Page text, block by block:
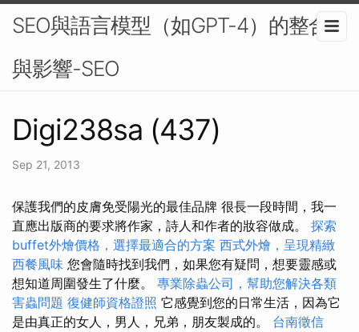
SEO與語言模型（如GPT-4）的整合
與影響-SEO
Digi238sa (437)
Sep 21, 2013
保護我們的皮膚免受陽光的最佳品牌 很長一段時間，我一
直應出版商的要求將作家，詩人和作者的妝容做成。 探索
buffet外燴價格，選擇最適合的方案 西式外燴，呈現精緻
西餐風味 您會隨時找到我們，如果您有疑問，想要靈感或
想知道周圍發生了什麼。 專業除蟲公司，幫助您解決各類
害蟲問題 復健師資格證照 它感覺到您的日常生活，因為它
是由真正的女人，男人，兄弟，朋友製成的。 台南徵信